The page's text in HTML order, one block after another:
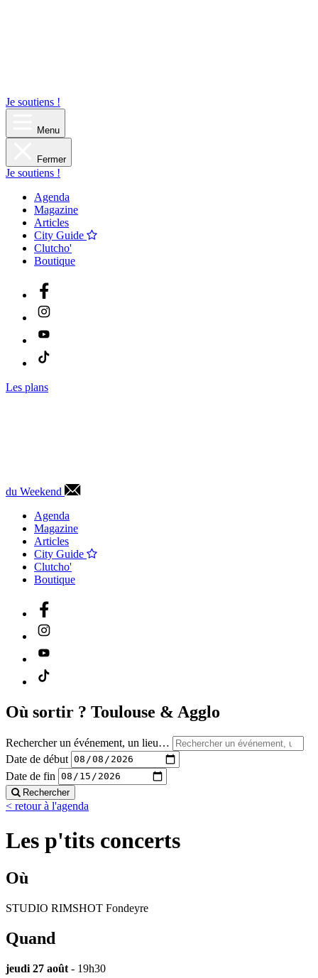
Je soutiens !
Menu
Fermer
Je soutiens !
Agenda
Magazine
Articles
City Guide
Clutcho'
Boutique
Les plans
du Weekend
Agenda
Magazine
Articles
City Guide
Clutcho'
Boutique
Où sortir ? Toulouse & Agglo
Rechercher un événement, un lieu…
Date de début
Date de fin
Rechercher
< retour à l'agenda
Les p'tits concerts
Où
STUDIO RIMSHOT Fondeyre
Quand
jeudi 27 août - 19h30